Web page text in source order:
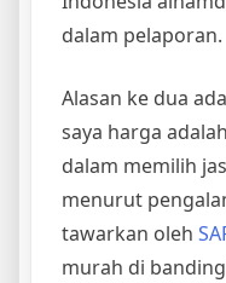
dalam pelaporan.
Alasan ke dua
saya harga
dalam memilih
menurut
tawarkan oleh
murah di